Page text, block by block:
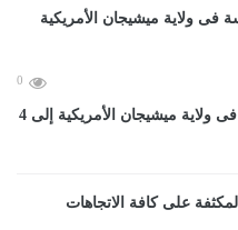
0
ارتفاع عدد قتلى إطلاق نار على كنيسة فى ولاية ميشيجان الأمريكية إلى 4